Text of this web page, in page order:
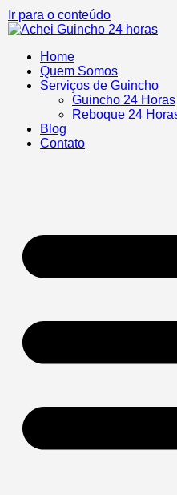
Ir para o conteúdo
Home
Quem Somos
Serviços de Guincho
Guincho 24 Horas
Reboque 24
Blog
Contato